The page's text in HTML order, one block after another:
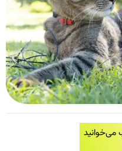
می‌خوانید